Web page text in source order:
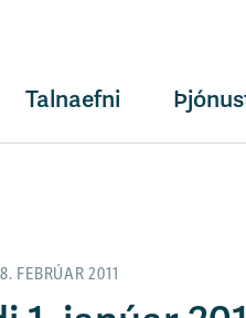
Talnaefni
FEBRÚAR 2011